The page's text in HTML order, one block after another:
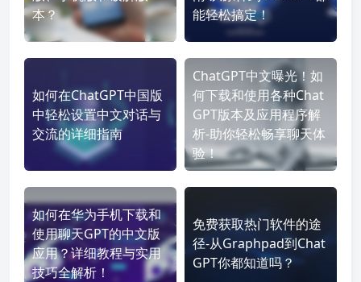
本？
能轻松搞定！
如何在ChatGPT中国版
中轻松设置中文对话与
交流的详细指南
ChatGPT中文曝光！如
何下载和使用各种Chat
GPT版本及应用程序解
析-助你轻松畅享聊天体
验！
如何在华为手机下载和
使用聊天GPT的中文版
应用？详细教程与实用
技巧全解析！
免费获取热门软件的途
径-从Graphpad到Chat
GPT你都知道吗？